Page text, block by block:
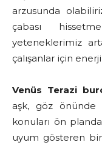
arzusunda
çabası
yeteneklerimiz
çalışanlar için
Venüs Terazi
aşk, göz önünde
konuları ön
uyum gösteren